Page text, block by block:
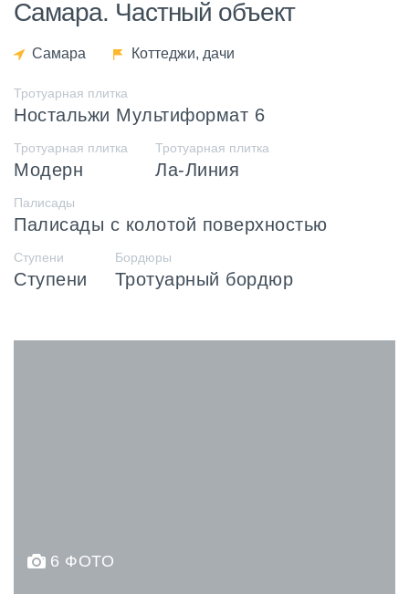
Самара. Частный объект
Самара Коттеджи, дачи
Тротуарная плитка
Ностальжи Мультиформат 6
Тротуарная плитка
Модерн
Тротуарная плитка
Ла-Линия
Палисады
Палисады с колотой поверхностью
Ступени
Ступени
Бордюры
Тротуарный бордюр
6 ФОТО